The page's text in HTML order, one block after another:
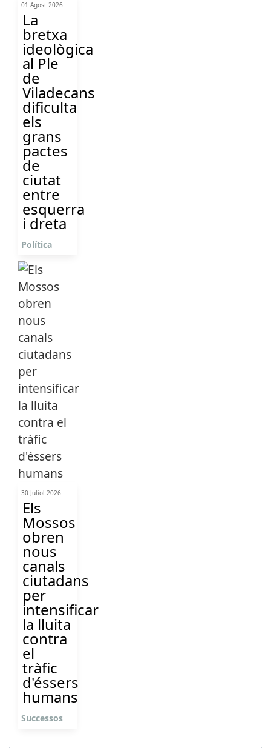
01 Agost 2026
La
bretxa
ideològica
al Ple
de
Viladecans
dificulta
els
grans
pactes
de
ciutat
entre
esquerra
i dreta
Política
30 Juliol 2026
Els
Mossos
obren
nous
canals
ciutadans
per
intensificar
la lluita
contra
el
tràfic
d'éssers
humans
Successos